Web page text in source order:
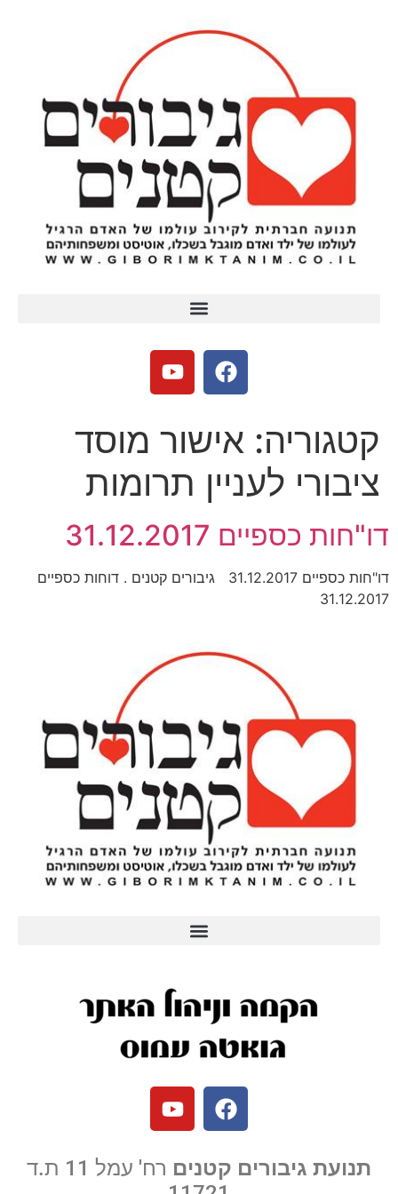
קטגוריה: אישור מוסד
ציבורי לעניין תרומות
דו"חות כספיים 31.12.2017
דו"חות כספיים 31.12.2017 גיבורים קטנים . דוחות כספיים
31.12.2017
תנועת גיבורים קטנים
רח' עמל 11 ת.ד